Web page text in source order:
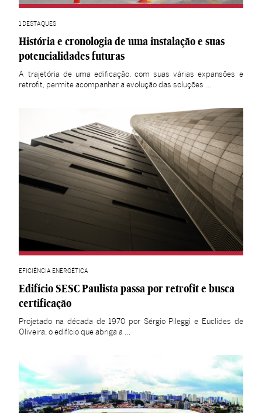
1 DESTAQUES
História e cronologia de uma instalação e suas
potencialidades futuras
A trajetória de uma edificação, com suas várias expansões e
retrofit, permite acompanhar a evolução das soluções …
EFICIÊNCIA ENERGÉTICA
Edifício SESC Paulista passa por retrofit e busca
certificação
Projetado na década de 1970 por Sérgio Pileggi e Euclides de
Oliveira, o edifício que abriga a …